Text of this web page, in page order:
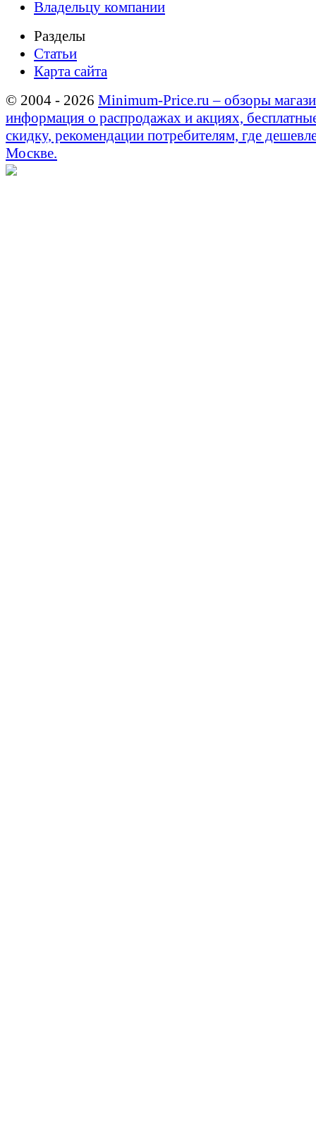
Владельцу компании
Разделы
Статьи
Карта сайта
© 2004 - 2026 Minimum-Price.ru – обзоры
информация о распродажах и акциях,
скидку, рекомендации потребителям, где
Москве.